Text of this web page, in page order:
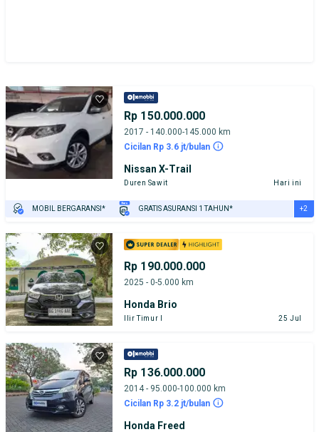
Rp 150.000.000
2017 - 140.000-145.000 km
Cicilan Rp 3.6 jt/bulan
Nissan X-Trail
Duren Sawit Hari ini
MOBIL BERGARANSI* GRATIS ASURANSI 1 TAHUN* +2
Rp 190.000.000
2025 - 0-5.000 km
Honda Brio
Ilir Timur I 25 Jul
Rp 136.000.000
2014 - 95.000-100.000 km
Cicilan Rp 3.2 jt/bulan
Honda Freed